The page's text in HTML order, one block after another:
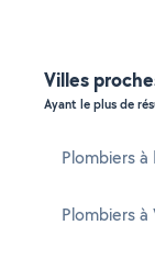
Villes
Ayant le plus de
Plombiers
Plombiers à